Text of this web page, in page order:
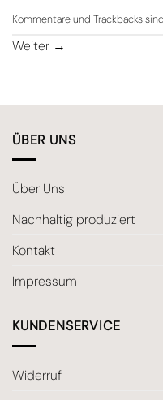
Kommentare und Trackbacks
Weiter →
ÜBER UNS
Über Uns
Nachhaltig produziert
Kontakt
Impressum
KUNDENSERVICE
Widerruf